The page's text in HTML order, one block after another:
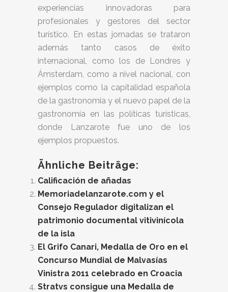
experiencias innovadoras para
profesionales y gestores del sector
turístico. En estas jornadas se trataron
además tanto casos de éxito
internacional, como los de Londres y
Ámsterdam, como a nivel nacional, con
ejemplos como la capitalidad española
de la gastronomía y el nuevo papel de la
gastronomía en las políticas turísticas,
donde Lanzarote fue uno de los
ejemplos propuestos.
Ähnliche Beiträge:
Calificación de añadas
Memoriadelanzarote.com y el
Consejo Regulador digitalizan el
patrimonio documental vitivinícola
de la isla
El Grifo Canari, Medalla de Oro en el
Concurso Mundial de Malvasías
Vinistra 2011 celebrado en Croacia
Stratvs consigue una Medalla de